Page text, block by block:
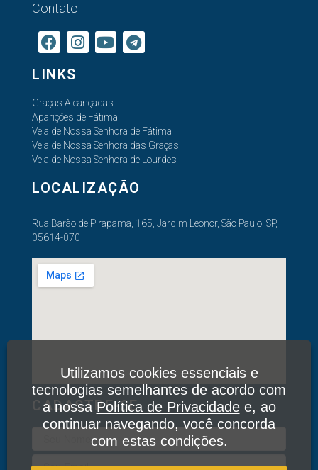
Contato
LINKS
Graças Alcançadas
Aparições de Fátima
Vela de Nossa Senhora de Fátima
Vela de Nossa Senhora das Graças
Vela de Nossa Senhora de Lourdes
LOCALIZAÇÃO
Rua Barão de Pirapama, 165, Jardim Leonor, São Paulo, SP,
05614-070
CADASTRE-SE
Utilizamos cookies essenciais e
tecnologias semelhantes de acordo com
a nossaPolítica de Privacidadee, ao
continuar navegando, você concorda
com estas condições.